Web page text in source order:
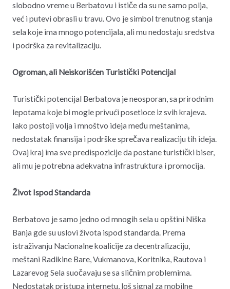
slobodno vreme u Berbatovu i ističe da su ne samo polja,
već i putevi obrasli u travu. Ovo je simbol trenutnog stanja
sela koje ima mnogo potencijala, ali mu nedostaju sredstva
i podrška za revitalizaciju.
Ogroman, ali Neiskorišćen Turistički Potencijal
Turistički potencijal Berbatova je neosporan, sa prirodnim
lepotama koje bi mogle privući posetioce iz svih krajeva.
Iako postoji volja i mnoštvo ideja među meštanima,
nedostatak finansija i podrške sprečava realizaciju tih ideja.
Ovaj kraj ima sve predispozicije da postane turistički biser,
ali mu je potrebna adekvatna infrastruktura i promocija.
Život Ispod Standarda
Berbatovo je samo jedno od mnogih sela u opštini Niška
Banja gde su uslovi života ispod standarda. Prema
istraživanju Nacionalne koalicije za decentralizaciju,
meštani Radikine Bare, Vukmanova, Koritnika, Rautova i
Lazarevog Sela suočavaju se sa sličnim problemima.
Nedostatak pristupa internetu, loš signal za mobilne